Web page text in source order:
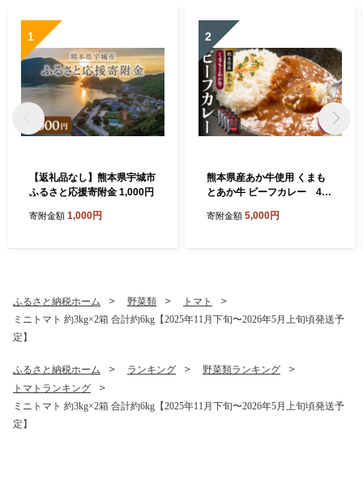
1
【返礼品なし】熊本県宇城市
ふるさと応援寄附金 1,000円
寄附金額 1,000円
2
熊本県産あか牛使用 くまも
とあか牛 ビーフカレー 4人
カレー ビーフカレー あか牛
寄附金額 5,000円
ふるさと納税ホーム 野菜類
トマト
ミニトマト 約3kg×2箱 合計約6kg【2025年11月下旬〜2026年5月上旬頃発送予
定】
ふるさと納税ホーム ランキング
野菜類ランキング
トマトランキング
ミニトマト 約3kg×2箱 合計約6kg【2025年11月下旬〜2026年5月上旬頃発送予
定】